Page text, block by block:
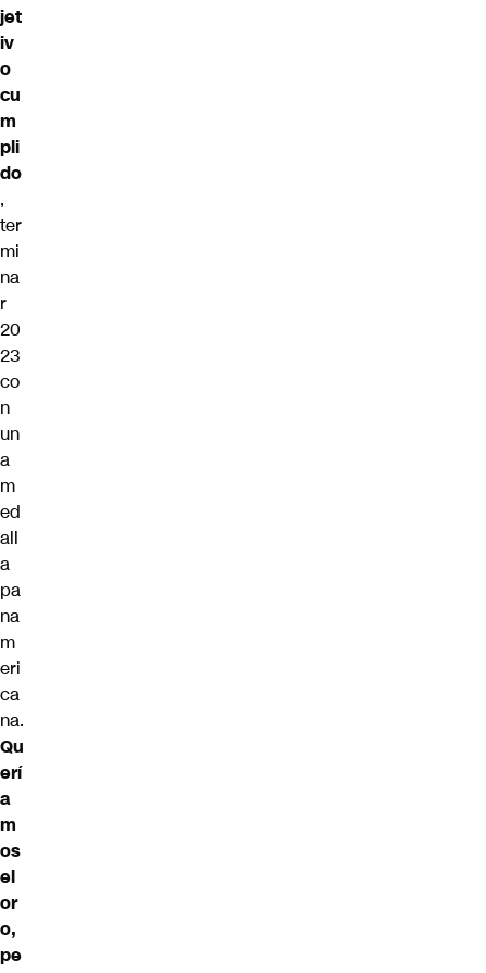
jet
iv
o
cu
m
pli
do
,
ter
mi
na
r
20
23
co
n
un
a
m
ed
all
a
pa
na
m
eri
ca
na.
Qu
erí
a
m
os
el
or
o,
pe